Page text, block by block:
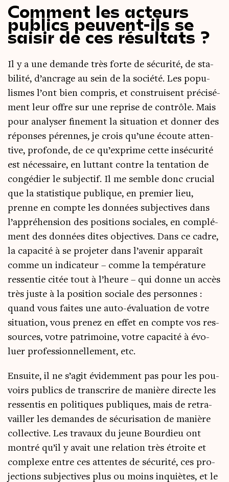
Comment les acteurs
publics peuvent-ils se
saisir de ces résultats ?
Il y a une demande très forte de sécu­ri­té, de sta­
bi­li­té, d’ancrage au sein de la socié­té. Les popu­
lismes l’ont bien com­pris, et construisent pré­ci­sé­
ment leur offre sur une reprise de contrôle. Mais
pour ana­ly­ser fine­ment la situa­tion et don­ner des
réponses pérennes, je crois qu’une écoute atten­
tive, pro­fonde, de ce qu’exprime cette insé­cu­ri­té
est néces­saire, en lut­tant contre la ten­ta­tion de
congé­dier le sub­jec­tif. Il me semble donc cru­cial
que la sta­tis­tique publique, en pre­mier lieu,
prenne en compte les don­nées sub­jec­tives dans
l’appréhension des posi­tions sociales, en com­plé­
ment des don­nées dites objec­tives. Dans ce cadre,
la capa­ci­té à se pro­je­ter dans l’avenir appa­raît
comme un indi­ca­teur – comme la tem­pé­ra­ture
res­sen­tie citée tout à l’heure – qui donne un accès
très juste à la posi­tion sociale des per­sonnes :
quand vous faites une auto-éva­lua­tion de votre
situa­tion, vous pre­nez en effet en compte vos res­
sources, votre patri­moine, votre capa­ci­té à évo­
luer pro­fes­sion­nel­le­ment, etc.
Ensuite, il ne s’agit évi­dem­ment pas pour les pou­
voirs publics de trans­crire de manière directe les
res­sen­tis en poli­tiques publiques, mais de retra­
vailler les demandes de sécu­ri­sa­tion de manière
col­lec­tive. Les tra­vaux du jeune Bour­dieu ont
mon­tré qu’il y avait une rela­tion très étroite et
com­plexe entre ces attentes de sécu­ri­té, ces pro­
jec­tions sub­jec­tives plus ou moins inquiètes, et le